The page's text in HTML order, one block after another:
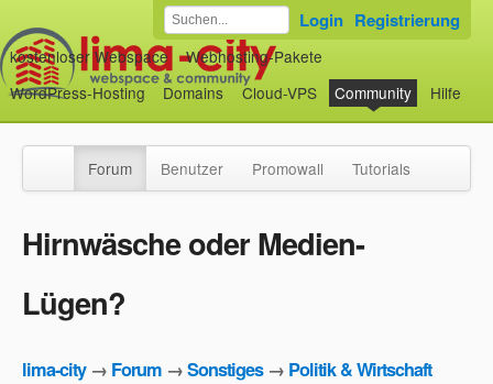
kostenloser Webspace
Webhosting-Pakete
WordPress-Hosting
Domains Cloud-VPS Community Hilfe
Login Registrierung
Forum Benutzer Promowall Tutorials
Hirnwäsche oder Medien-
Lügen?
lima-city→ Forum →Sonstiges→ Politik & Wirtschaft